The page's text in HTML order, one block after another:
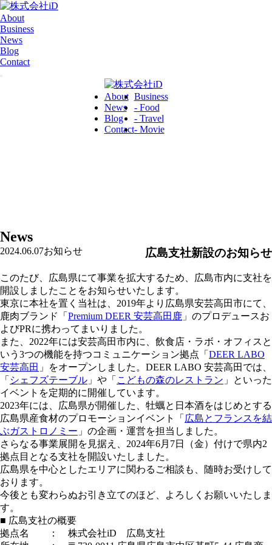
About
Business
News
Blog
Contact
About
News
Blog
Contact
Business
- Food
- Travel
- Movie
News
2024.06.07お知らせ 広島支社新設のお知らせ
このたび、広島県にて事業を拡大するため、広島市内に支社を
開設しましたことをお知らせいたします。
東京に本社を置く当社は、2019年より広島県安芸高田市にて、
鹿肉ブランド「 Premium DEER 安芸高田鹿 」のプロデュースお
よびPRに携わってまいりました。
また、2022年には安芸高田市内に、飲食店・ラボ・オフィスと
いう3つの機能を持つコミュニケーション拠点「 DEER LABO
安芸高田 」をオープンしました。DEER LABO 安芸高田では、
「 シェフズテーブル 」や「 こどもの森のレストラン 」といった
イベントを定期的に開催しています。
2023年には、広島県が開催した、牡蠣と日本酒をはじめとする
広島県産食材のプロモーションイベント「 広島とフランスを結
ぶガストロノミー 」の企画・運営を担当しました。
さらなる事業展開を見据え、2024年6月7日（金）付けで県内2
拠点目となる支社を開設いたしました。
広島県を中心としたエリアに関わるご相談も、随時お受けして
おります。
今後とも変わらぬお引き立てのほど、よろしくお願いいたしま
す。
■ 広島支社の概要
拠点名 ： 株式会社iD 広島支社